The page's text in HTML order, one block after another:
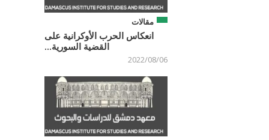
مقالات
انعكاس الحرب الأوكرانية على
القضية السورية...
2022/08/06